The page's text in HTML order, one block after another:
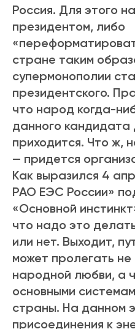
Россия. Для этого
президентом, либо
стране таким
супермонополии
президентского.
что народ когда-
данного кандидата
приходится. Что ж,
— придется
Как выразился 4
РАО ЕЭС России»
«Основной
что надо это
или нет. Выходит,
может пролегать
народной любви, а
основными
страны. На данном
присоединения к